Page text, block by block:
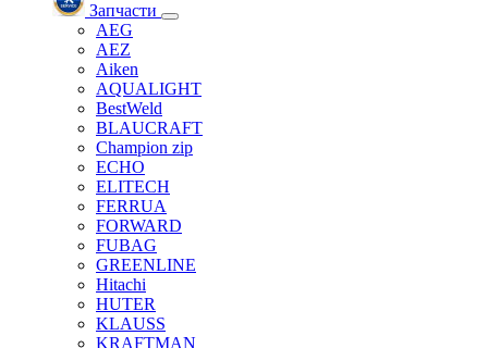
Запчасти
AEG
AEZ
Aiken
AQUALIGHT
BestWeld
BLAUCRAFT
Champion zip
ECHO
ELITECH
FERRUA
FORWARD
FUBAG
GREENLINE
Hitachi
HUTER
KLAUSS
KRAFTMAN